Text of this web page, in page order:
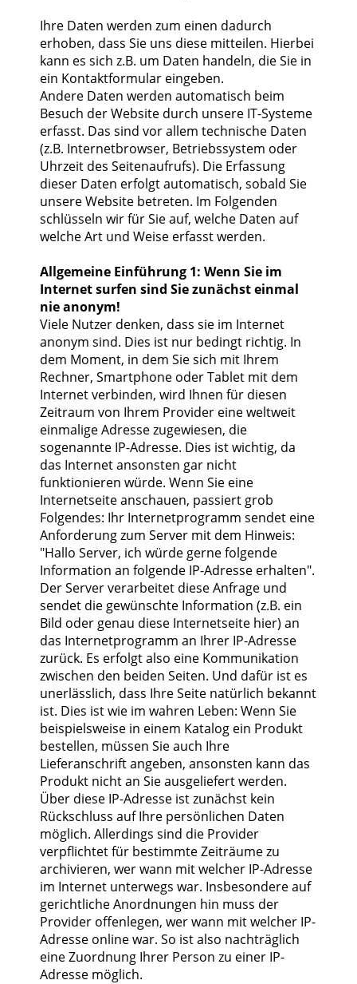
Ihre Daten werden zum einen dadurch
erhoben, dass Sie uns diese mitteilen. Hierbei
kann es sich z.B. um Daten handeln, die Sie in
ein Kontaktformular eingeben.
Andere Daten werden automatisch beim
Besuch der Website durch unsere IT-Systeme
erfasst. Das sind vor allem technische Daten
(z.B. Internetbrowser, Betriebssystem oder
Uhrzeit des Seitenaufrufs). Die Erfassung
dieser Daten erfolgt automatisch, sobald Sie
unsere Website betreten. Im Folgenden
schlüsseln wir für Sie auf, welche Daten auf
welche Art und Weise erfasst werden.
Allgemeine Einführung 1: Wenn Sie im
Internet surfen sind Sie zunächst einmal
nie anonym!
Viele Nutzer denken, dass sie im Internet
anonym sind. Dies ist nur bedingt richtig. In
dem Moment, in dem Sie sich mit Ihrem
Rechner, Smartphone oder Tablet mit dem
Internet verbinden, wird Ihnen für diesen
Zeitraum von Ihrem Provider eine weltweit
einmalige Adresse zugewiesen, die
sogenannte IP-Adresse. Dies ist wichtig, da
das Internet ansonsten gar nicht
funktionieren würde. Wenn Sie eine
Internetseite anschauen, passiert grob
Folgendes: Ihr Internetprogramm sendet eine
Anforderung zum Server mit dem Hinweis:
"Hallo Server, ich würde gerne folgende
Information an folgende IP-Adresse erhalten".
Der Server verarbeitet diese Anfrage und
sendet die gewünschte Information (z.B. ein
Bild oder genau diese Internetseite hier) an
das Internetprogramm an Ihrer IP-Adresse
zurück. Es erfolgt also eine Kommunikation
zwischen den beiden Seiten. Und dafür ist es
unerlässlich, dass Ihre Seite natürlich bekannt
ist. Dies ist wie im wahren Leben: Wenn Sie
beispielsweise in einem Katalog ein Produkt
bestellen, müssen Sie auch Ihre
Lieferanschrift angeben, ansonsten kann das
Produkt nicht an Sie ausgeliefert werden.
Über diese IP-Adresse ist zunächst kein
Rückschluss auf Ihre persönlichen Daten
möglich. Allerdings sind die Provider
verpflichtet für bestimmte Zeiträume zu
archivieren, wer wann mit welcher IP-Adresse
im Internet unterwegs war. Insbesondere auf
gerichtliche Anordnungen hin muss der
Provider offenlegen, wer wann mit welcher IP-
Adresse online war. So ist also nachträglich
eine Zuordnung Ihrer Person zu einer IP-
Adresse möglich.